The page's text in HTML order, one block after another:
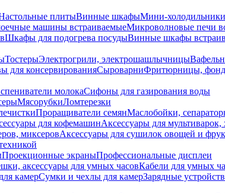
плитыВинные шкафыМини-холодильники
машины встраиваемыеМикроволновые печи
Шкафы для подогрева посудыВинные шкафы
ТостерыЭлектрогрили, электрошашлычницы
для консервированияСыроварниФритюрницы,
молокаСифоны для газирования воды
МясорубкиЛомтерезки
Проращиватели семянМаслобойки,
для кофемашинАксессуары для мультиварок,
миксеровАксессуары для сушилок овощей и
Проекционные экраныПрофессиональные дисплеи
аксессуары для умных часовКабели для умных
камерСумки и чехлы для камерЗарядные